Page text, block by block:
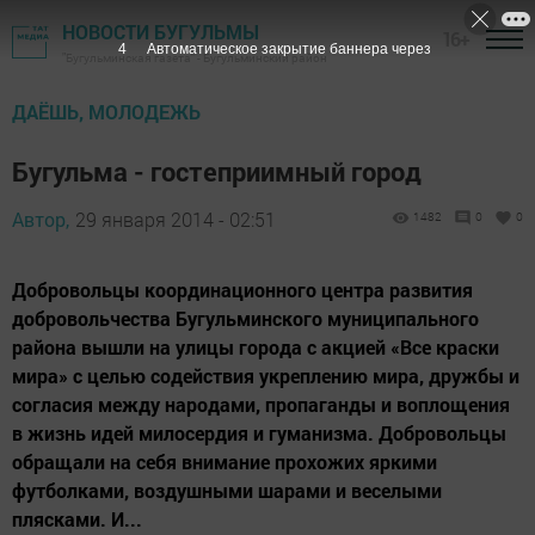
НОВОСТИ БУГУЛЬМЫ
"Бугульминская газета" - Бугульминский район
ДАЁШЬ, МОЛОДЕЖЬ
Бугульма - гостеприимный город
Автор, 29 января 2014 - 02:51 1482 0 0
Добровольцы координационного центра развития
добровольчества Бугульминского муниципального
района вышли на улицы города с акцией «Все краски
мира» с целью содействия укреплению мира, дружбы и
согласия между народами, пропаганды и воплощения
в жизнь идей милосердия и гуманизма. Добровольцы
обращали на себя внимание прохожих яркими
футболками, воздушными шарами и веселыми
плясками. И...
3 Автоматическое закрытие баннера через